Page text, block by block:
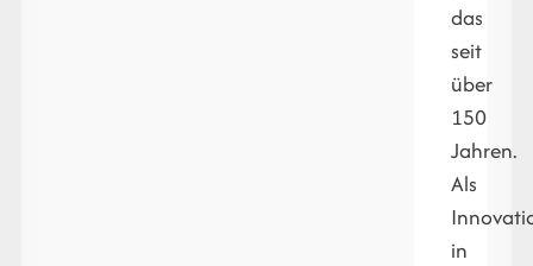
das
seit
über
150
Jahren.
Als
in